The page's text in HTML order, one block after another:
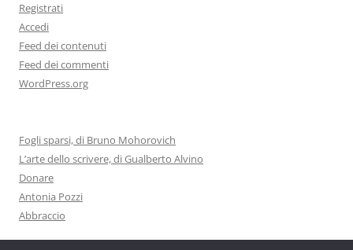
Registrati
Accedi
Feed dei contenuti
Feed dei commenti
WordPress.org
Fogli sparsi, di Bruno Mohorovich
L’arte dello scrivere, di Gualberto Alvino
Donare
Antonia Pozzi
Abbraccio